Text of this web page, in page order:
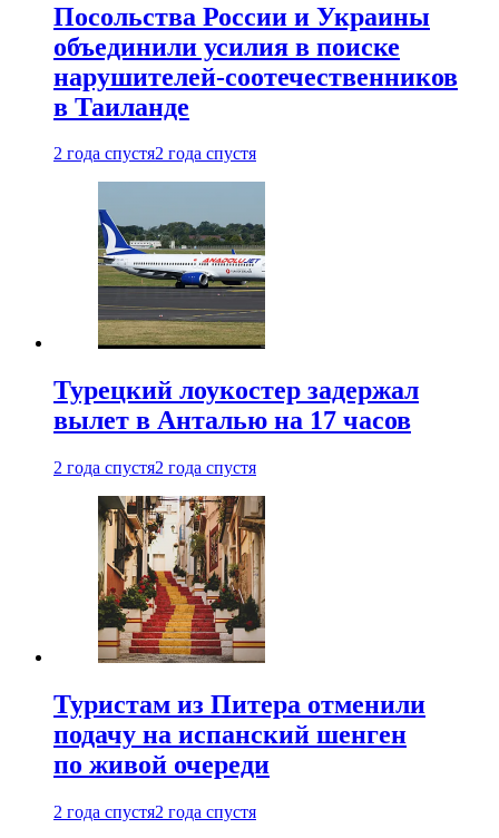
Посольства России и Украины
объединили усилия в поиске
нарушителей-соотечественников
в Таиланде
2 года спустя2 года спустя
Турецкий лоукостер задержал
вылет в Анталью на 17 часов
2 года спустя2 года спустя
Туристам из Питера отменили
подачу на испанский шенген
по живой очереди
2 года спустя2 года спустя